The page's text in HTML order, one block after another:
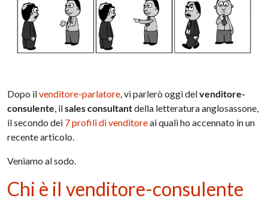
Dopo ilvenditore-parlatore, vi parlerò oggi delvenditore-
consulente, ilsales consultantdella letteratura anglosassone,
il secondo dei 7 profili di venditoreai quali ho accennato in un
recente articolo.
Veniamo al sodo.
Chi è il venditore-consulente